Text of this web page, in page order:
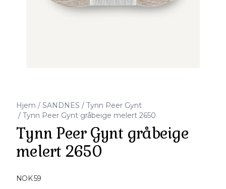
Hjem / SANDNES / Tynn Peer Gynt
/ Tynn Peer Gynt gråbeige melert 2650
Tynn Peer Gynt gråbeige
melert 2650
NOK 59